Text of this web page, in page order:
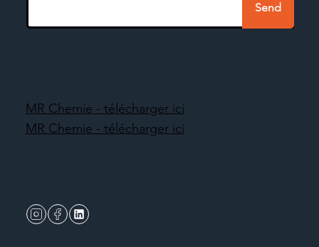
Send
MR Chemie - télécharger ici
MR Chemie - télécharger ici